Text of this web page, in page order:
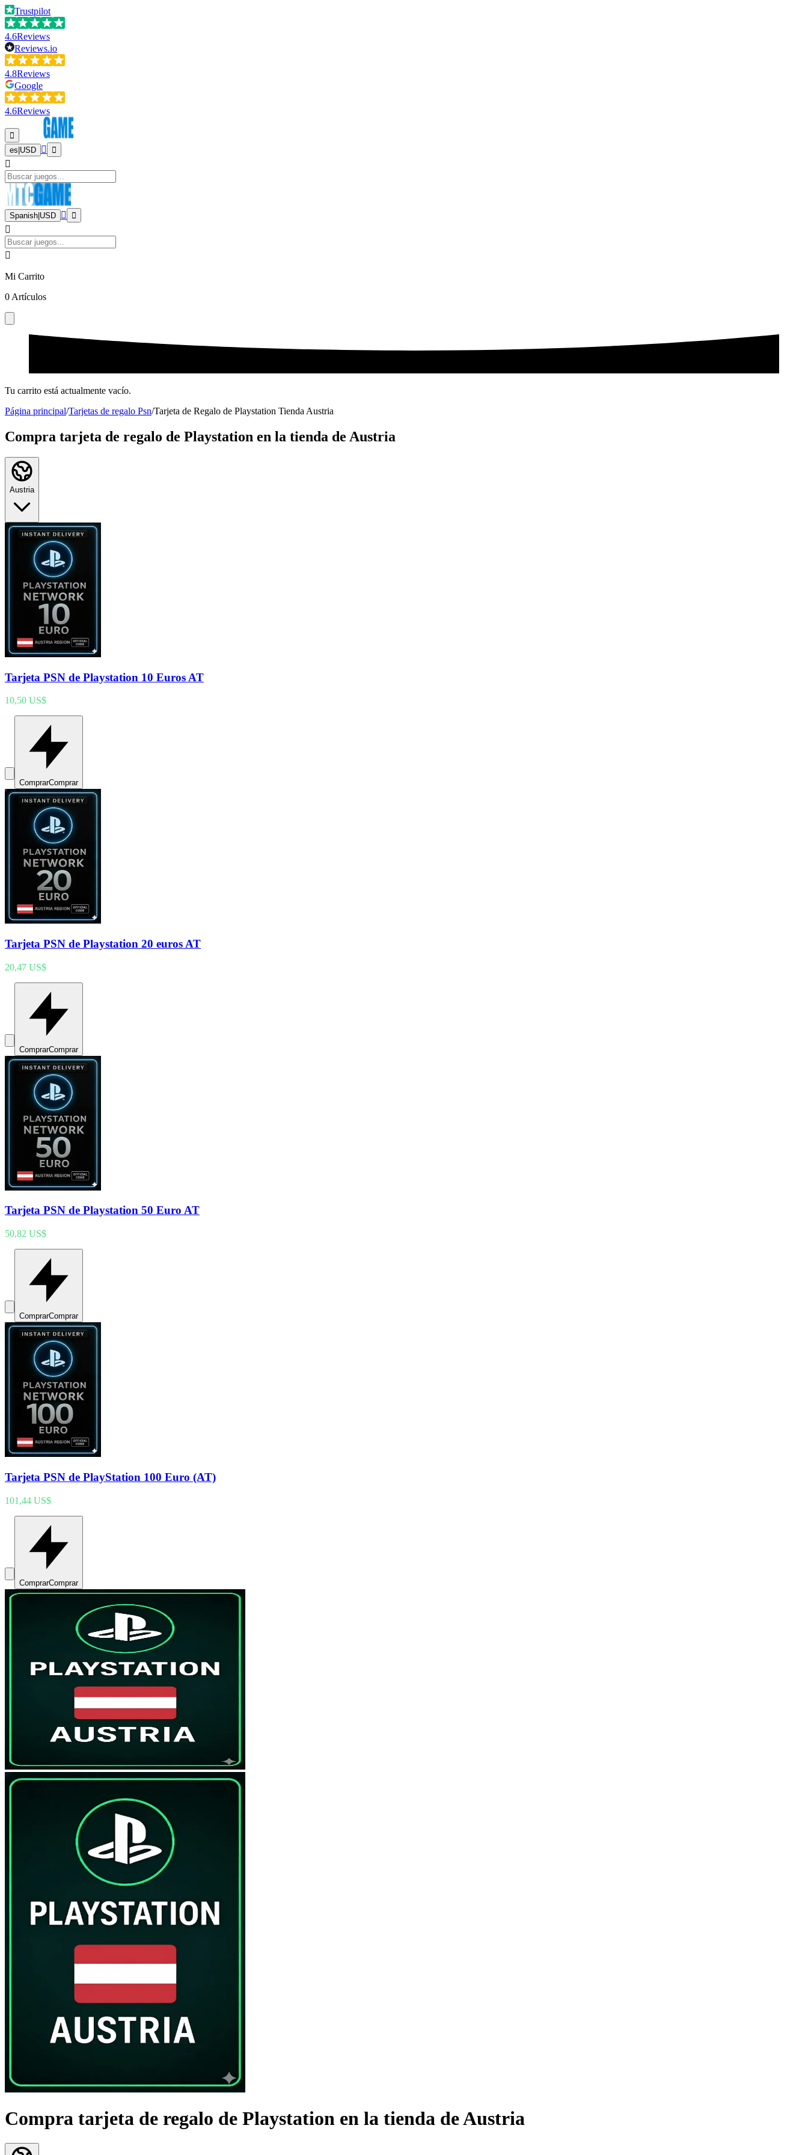
Trustpilot
4.6Reviews
Reviews.io
4.8Reviews
Google
4.6Reviews
es USD
Spanish USD
Mi Carrito
0 Artículos
Tu carrito está actualmente vacío.
Página principal/Tarjetas de regalo Psn/Tarjeta de Regalo de Playstation Tienda Austria
Compra tarjeta de regalo de Playstation en la tienda de Austria
Austria
Tarjeta PSN de Playstation 10 Euros AT
10,50 US$
ComprarComprar
Tarjeta PSN de Playstation 20 euros AT
20,47 US$
ComprarComprar
Tarjeta PSN de Playstation 50 Euro AT
50,82 US$
ComprarComprar
Tarjeta PSN de PlayStation 100 Euro (AT)
101,44 US$
ComprarComprar
Compra tarjeta de regalo de Playstation en la tienda de Austria